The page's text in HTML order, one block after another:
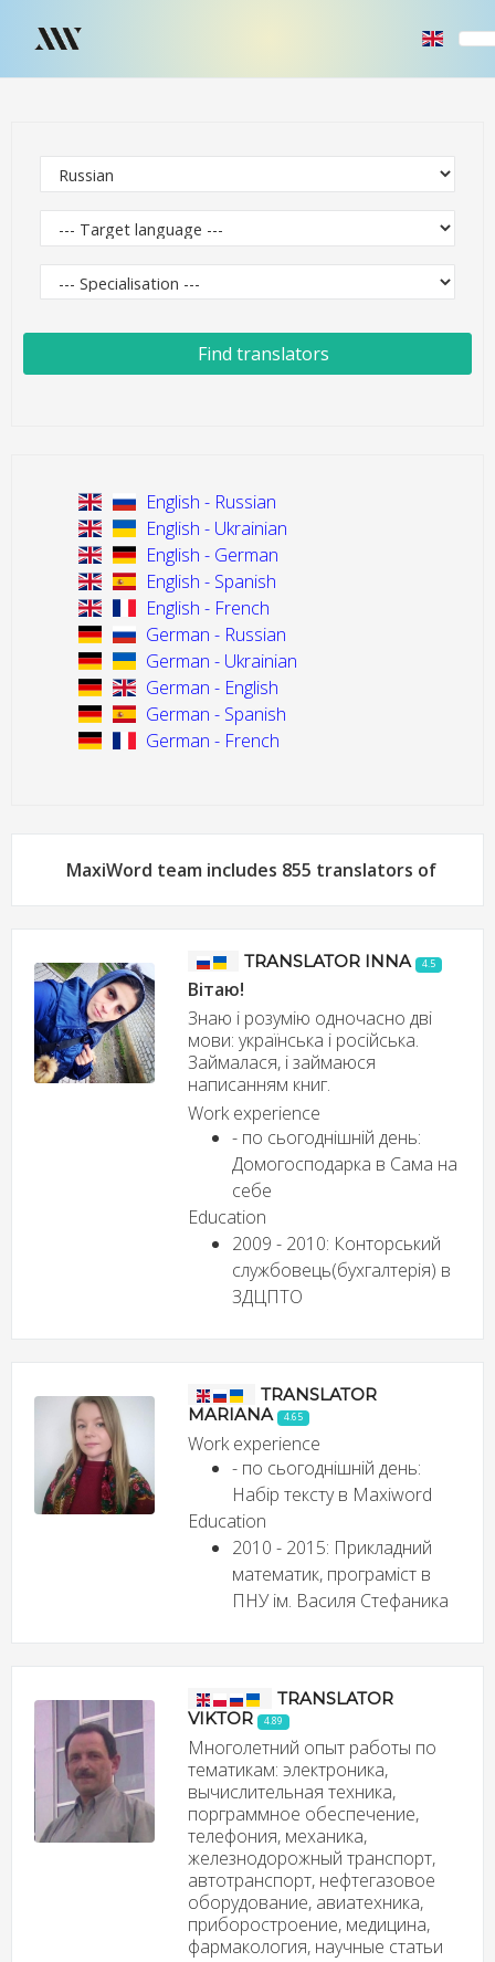
Find translators
English - Russian
English - Ukrainian
English - German
English - Spanish
English - French
German - Russian
German - Ukrainian
German - English
German - Spanish
German - French
MaxiWord team includes 855 translators of
TRANSLATOR ІNNA 4.5
Вітаю!
Знаю і розумію одночасно дві
мови: українська і російська.
Займалася, і займаюся
написанням книг.
Work experience
- по сьогоднішній день:
Домогосподарка в Сама на
себе
Education
2009 - 2010: Конторський
службовець(бухгалтерія) в
ЗДЦПТО
TRANSLATOR
MARIANA
4.65
Work experience
- по сьогоднішній день:
Набір тексту в Maxiword
Education
2010 - 2015: Прикладний
математик, програміст в
ПНУ ім. Василя Стефаника
TRANSLATOR
VIKTOR
4.89
Многолетний опыт работы по
тематикам: электроника,
вычислительная техника,
порграммное обеспечение,
телефония, механика,
железнодорожный транспорт,
автотранспорт, нефтегазовое
оборудование, авиатехника,
приборостроение, медицина,
фармакология, научные статьи